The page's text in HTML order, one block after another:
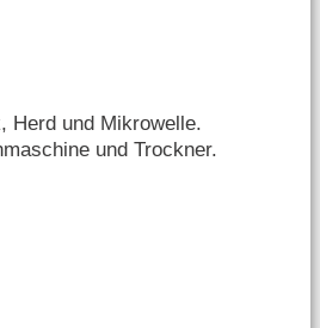
Herd und Mikrowelle.
und Trockner.